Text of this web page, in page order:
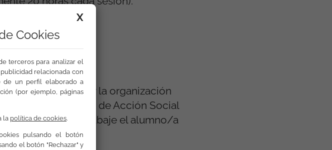
de Acción Social y la organización
de ONG de Acción Social
en la que trabaje el alumno/a
X
Cookies
terceros para analizar el
relacionada con
de un perfil elaborado a
(por ejemplo, páginas
la política de cookies.
pulsando el botón
el botón "Rechazar" y